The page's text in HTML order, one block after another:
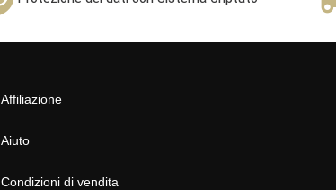
Affiliazione
Aiuto
Condizioni di vendita